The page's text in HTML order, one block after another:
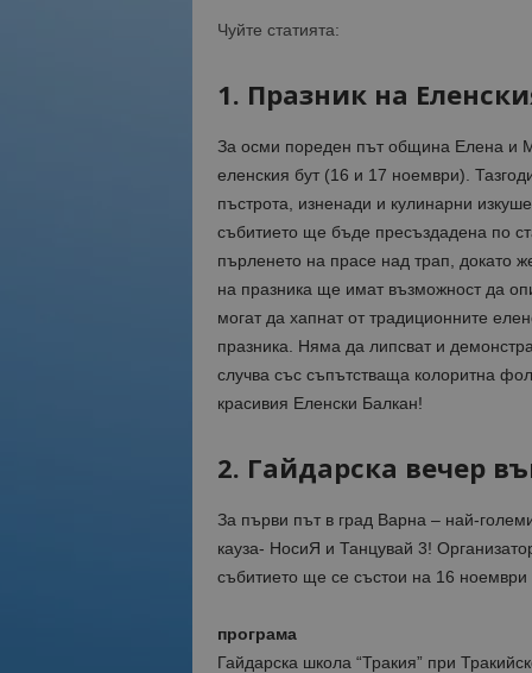
Чуйте статията:
1. Празник на
За осми пореден път община Елена и
еленския бут (16 и 17 ноември).
пъстрота, изненади и кулинарни
събитието ще бъде пресъздадена по
пърленето на прасе над трап, докато
на празника ще имат възможност да
могат да хапнат от традиционните
празника. Няма да липсват и
случва със съпътстваща колоритна
красивия Еленски Балкан!
2. Гайдарска вечер
За първи път в град Варна – най-
кауза- НосиЯ и Танцувай 3!
събитието ще се състои на 16
програма
Гайдарска школа “Тракия” при